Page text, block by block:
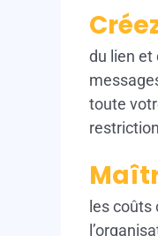
du lien et
toute
les coûts